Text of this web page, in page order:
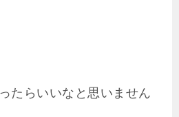
たらいいなと思いません